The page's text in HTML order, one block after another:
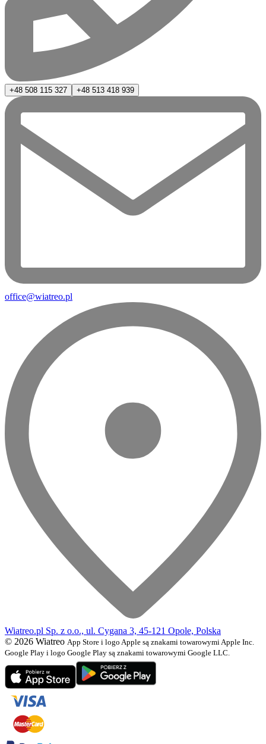
+48 508 115 327 +48 513 418 939
office@wiatreo.pl
Wiatreo.pl Sp. z o.o., ul. Cygana 3, 45-121 Opole, Polska
© 2026 Wiatreo App Store i logo Apple są znakami towarowymi Apple Inc.
Google Play i logo Google Play są znakami towarowymi Google LLC.